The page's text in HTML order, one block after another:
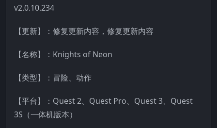
v2.0.10.234
【更新】：修复更新内容，修复更新内容
【名称】：Knights of Neon
【类型】：冒险、动作
【平台】：Quest 2、Quest Pro、Quest 3、Quest
3S（一体机版本）